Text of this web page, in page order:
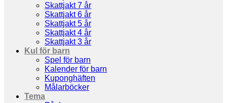
Skattjakt 7 år
Skattjakt 6 år
Skattjakt 5 år
Skattjakt 4 år
Skattjakt 3 år
Kul för barn
Spel för barn
Kalender för barn
Kuponghäften
Målarböcker
Tema